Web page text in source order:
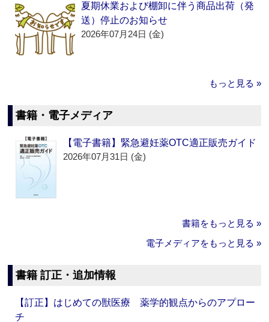
夏期休業および棚卸に伴う商品出荷（発
送）停止のお知らせ
2026年07月24日 (金)
もっと見る »
書籍・電子メディア
【電子書籍】緊急避妊薬OTC適正販売ガイド
2026年07月31日 (金)
書籍をもっと見る »
電子メディアをもっと見る »
書籍 訂正・追加情報
【訂正】はじめての獣医療 薬学的観点からのアプロー
チ